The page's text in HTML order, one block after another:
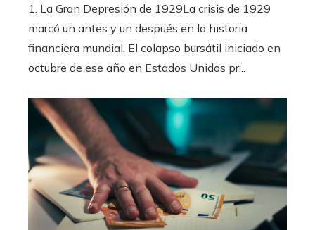
1. La Gran Depresión de 1929La crisis de 1929
marcó un antes y un después en la historia
financiera mundial. El colapso bursátil iniciado en
octubre de ese año en Estados Unidos pr...